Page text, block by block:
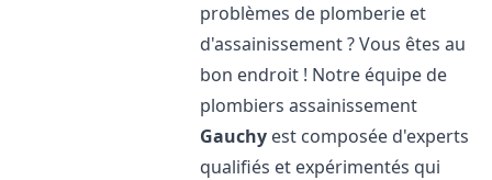
problèmes de plomberie et
d'assainissement ? Vous êtes au
bon endroit ! Notre équipe de
plombiers assainissement
Gauchy est composée d'experts
qualifiés et expérimentés qui